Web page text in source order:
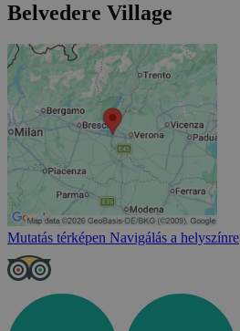
Belvedere Village
Mutatás térképen Navigálás a helyszínre